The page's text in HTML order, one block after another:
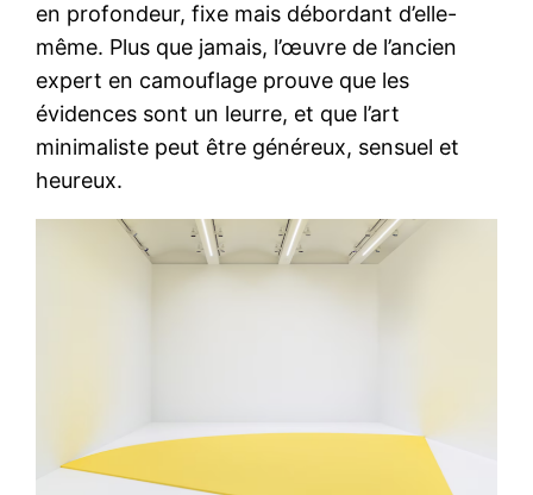
en profondeur, fixe mais débordant d’elle-
même. Plus que jamais, l’œuvre de l’ancien
expert en camouflage prouve que les
évidences sont un leurre, et que l’art
minimaliste peut être généreux, sensuel et
heureux.